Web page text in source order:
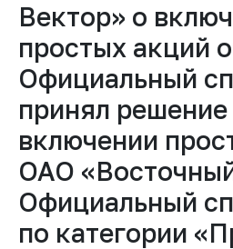
Вектор» о
простых акций
Официальный
принял решение
включении
ОАО
Официальный
по категории